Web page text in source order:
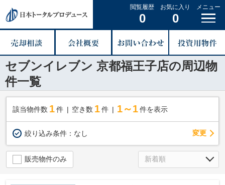
閲覧履歴
0
お気に入り
0
メニュー
セブンイレブン 京都福王子店の周辺物
件一覧
該当物件数 1件 空き数 1 件 1～1 件を表示
絞り込み条件： なし 変更
販売物件のみ